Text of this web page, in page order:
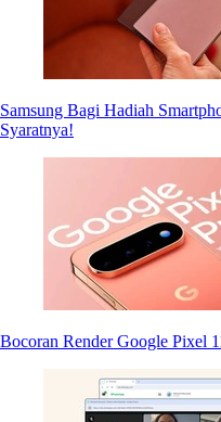
Samsung Bagi Hadiah
Syaratnya!
Bocoran Render Google Pixel